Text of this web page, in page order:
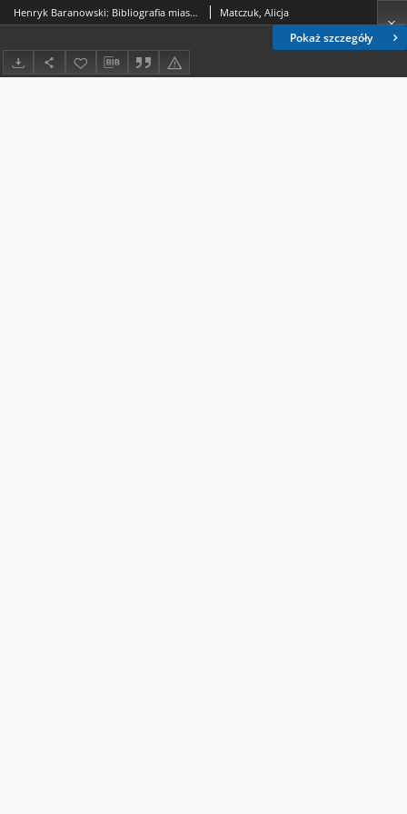
Pokaż szczegóły
Henryk Baranowski: Bibliografia miasta Torunia. T. 2: 1972-1993 wraz z uzupełnieniami.Toruń 1996 ss. 335 [recenzja] Matczuk, Alicja